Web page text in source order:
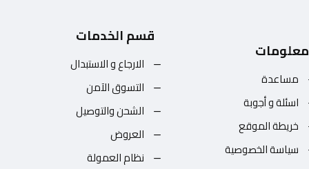
معلومات
مساعدة
اسئلة و أجوبة
خريطة الموقع
سياسة الخصوصية
قسم الخدمات
الارجاع و الاستبدال
التسوق الآمن
الشحن والتوصيل
العروض
نظام العمولة